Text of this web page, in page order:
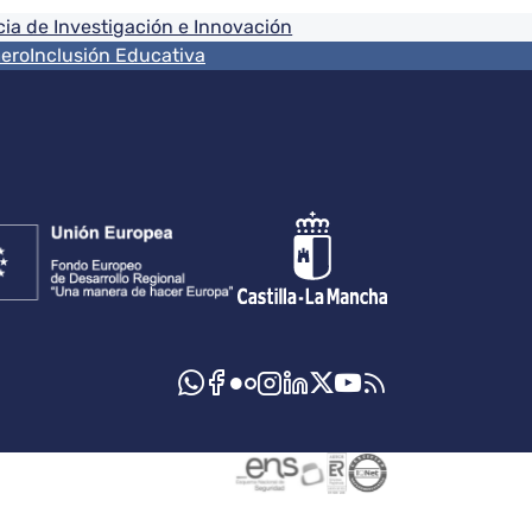
de Investigación e Innovación
Inclusión Educativa
sociales JCCM